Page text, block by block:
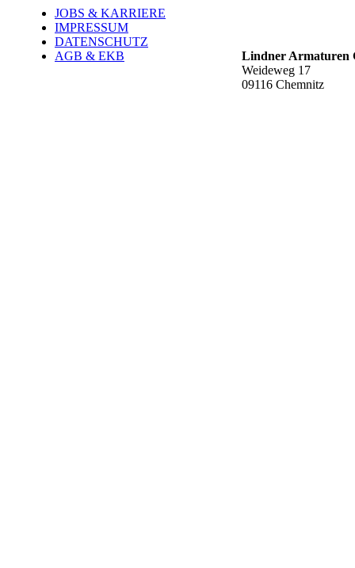
JOBS & KARRIERE
IMPRESSUM
DATENSCHUTZ
AGB & EKB
Lindner Armaturen
Weideweg 17
09116 Chemnitz